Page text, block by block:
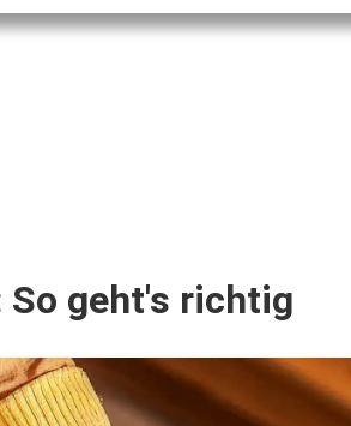
So geht's richtig